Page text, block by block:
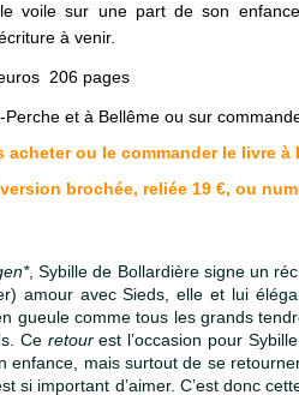
voile sur une part de son
à venir.
206 pages
et à Bellême ou sur
acheter ou le commander le livre à
brochée, reliée 19 €, ou
, Sybille de Bollardière signe un
amour avec Sieds, elle et lui
gueule comme tous les grands
Ce retourest l’occasion pour
enfance, mais surtout de se
si important d’aimer. C’est donc